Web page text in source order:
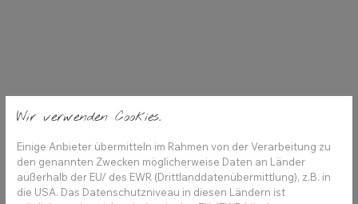
Wir verwenden Cookies.
Einige Anbieter übermitteln im Rahmen von der Verarbeitung zu
den genannten Zwecken möglicherweise Daten an Länder
außerhalb der EU/ des EWR (Drittlanddatenübermittlung), z.B. in
die USA. Das Datenschutzniveau in diesen Ländern ist